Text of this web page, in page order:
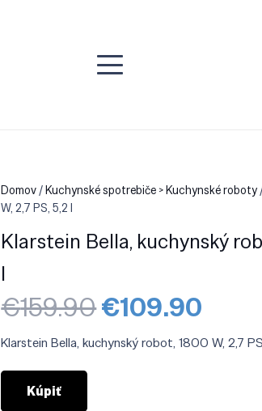
Domov/Kuchynské spotrebiče > Kuchynské roboty
W, 2,7 PS, 5,2 l
Klarstein Bella, kuchynský
l
€159.90Pôvodná
cena
bola:
€159.90.
€109.90
je:
Klarstein Bella, kuchynský robot, 1800 W, 2,7
Kúpiť